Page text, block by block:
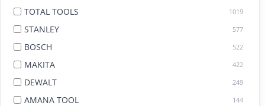
TOTAL TOOLS 1019
STANLEY 577
BOSCH 522
MAKITA 422
DEWALT 249
AMANA TOOL 144